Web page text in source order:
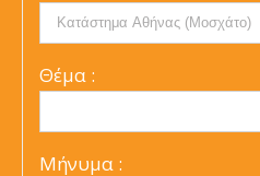
Θέμα :
Μήνυμα :